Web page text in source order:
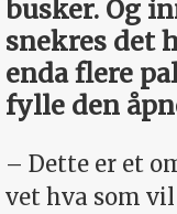
busker. Og
snekres det
enda flere
fylle den
– Dette er et
vet hva som